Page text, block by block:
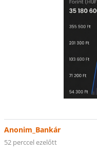
Anonim_Bankár
52 perccel ezelőtt